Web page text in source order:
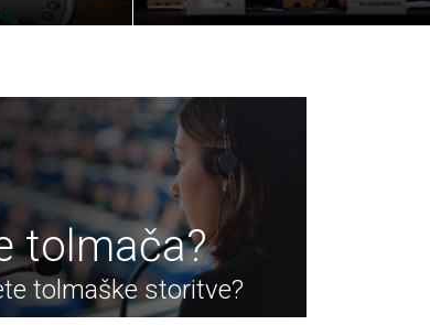
tolmača?
tolmaške storitve?